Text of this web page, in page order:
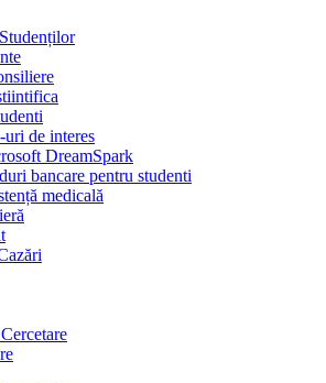
uri de interes
DreamSpark
bancare pentru studenti
medicală